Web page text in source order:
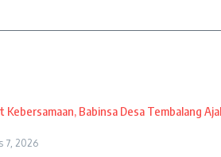
Kebersamaan, Babinsa Desa Tembalang
7, 2026